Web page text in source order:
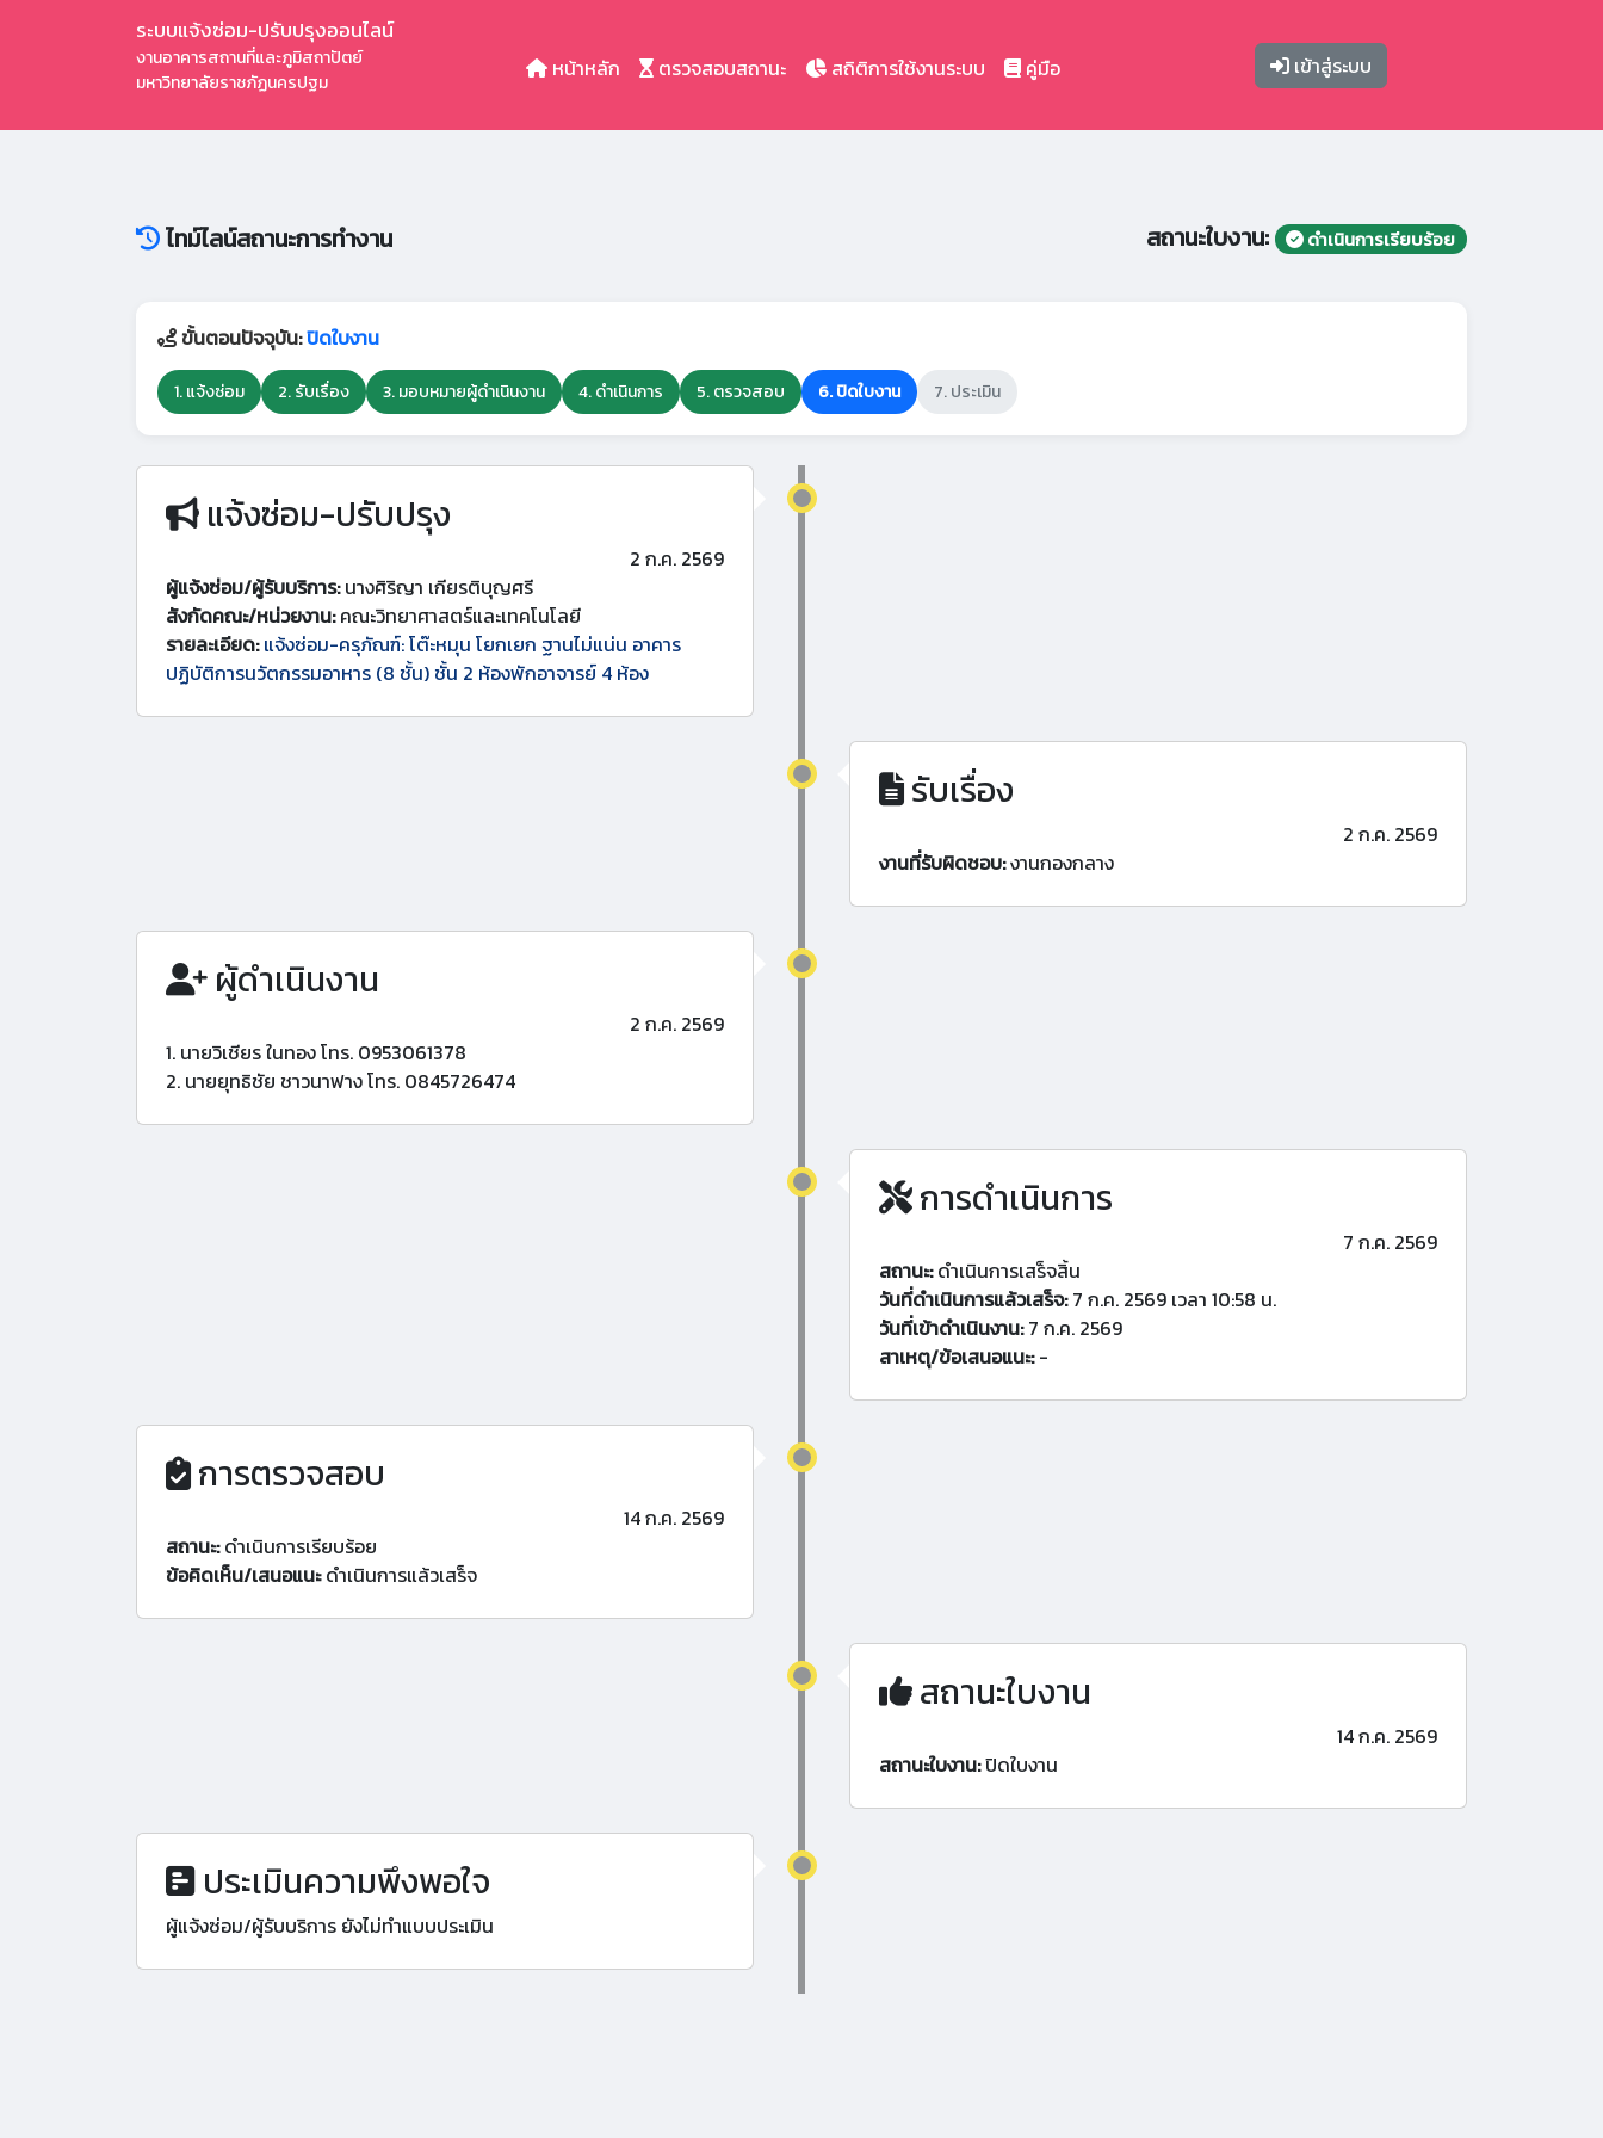
ระบบแจ้งซ่อม-ปรับปรุงออนไลน์
งานอาคารสถานที่และภูมิสถาปัตย์
มหาวิทยาลัยราชภัฏนครปฐม
หน้าหลัก ตรวจสอบสถานะ สถิติการใช้งานระบบ คู่มือ เข้าสู่ระบบ
ไทม์ไลน์สถานะการทำงาน สถานะใบงาน: ดำเนินการเรียบร้อย
ขั้นตอนปัจจุบัน:ปิดใบงาน
1. แจ้งซ่อม 2. รับเรื่อง 3. มอบหมายผู้ดำเนินงาน 4. ดำเนินการ 5. ตรวจสอบ 6. ปิดใบงาน 7. ประเมิน
แจ้งซ่อม-ปรับปรุง
2 ก.ค. 2569
ผู้แจ้งซ่อม/ผู้รับบริการ:นางศิริญา เกียรติบุญศรี
สังกัดคณะ/หน่วยงาน:คณะวิทยาศาสตร์และเทคโนโลยี
รายละเอียด: แจ้งซ่อม-ครุภัณฑ์: โต๊ะหมุน โยกเยก ฐานไม่แน่น อาคาร
ปฏิบัติการนวัตกรรมอาหาร (8 ชั้น) ชั้น 2 ห้องพักอาจารย์ 4 ห้อง
รับเรื่อง
2 ก.ค. 2569
งานที่รับผิดชอบ:งานกองกลาง
ผู้ดำเนินงาน
2 ก.ค. 2569
1. นายวิเชียร ในทอง โทร. 0953061378
2. นายยุทธิชัย ชาวนาฟาง โทร. 0845726474
การดำเนินการ
7 ก.ค. 2569
สถานะ:ดำเนินการเสร็จสิ้น
วันที่ดำเนินการแล้วเสร็จ:7 ก.ค. 2569 เวลา 10:58 น.
วันที่เข้าดำเนินงาน:7 ก.ค. 2569
สาเหตุ/ข้อเสนอแนะ:-
การตรวจสอบ
14 ก.ค. 2569
สถานะ:ดำเนินการเรียบร้อย
ข้อคิดเห็น/เสนอแนะดำเนินการแล้วเสร็จ
สถานะใบงาน
14 ก.ค. 2569
สถานะใบงาน:ปิดใบงาน
ประเมินความพึงพอใจ
ผู้แจ้งซ่อม/ผู้รับบริการ ยังไม่ทำแบบประเมิน